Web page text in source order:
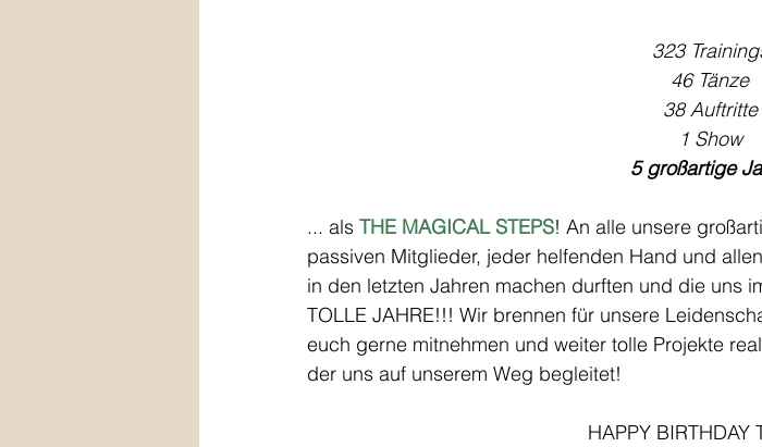
323
46 Tänze
38 Auftritte
1 Show
5 großartige
... als THE MAGICAL STEPS! An alle unsere
passiven Mitglieder, jeder helfenden Hand und
in den letzten Jahren machen durften und die uns
TOLLE JAHRE!!! Wir brennen für unsere
euch gerne mitnehmen und weiter tolle Projekte
der uns auf unserem Weg begleitet!
HAPPY BIRTHDAY